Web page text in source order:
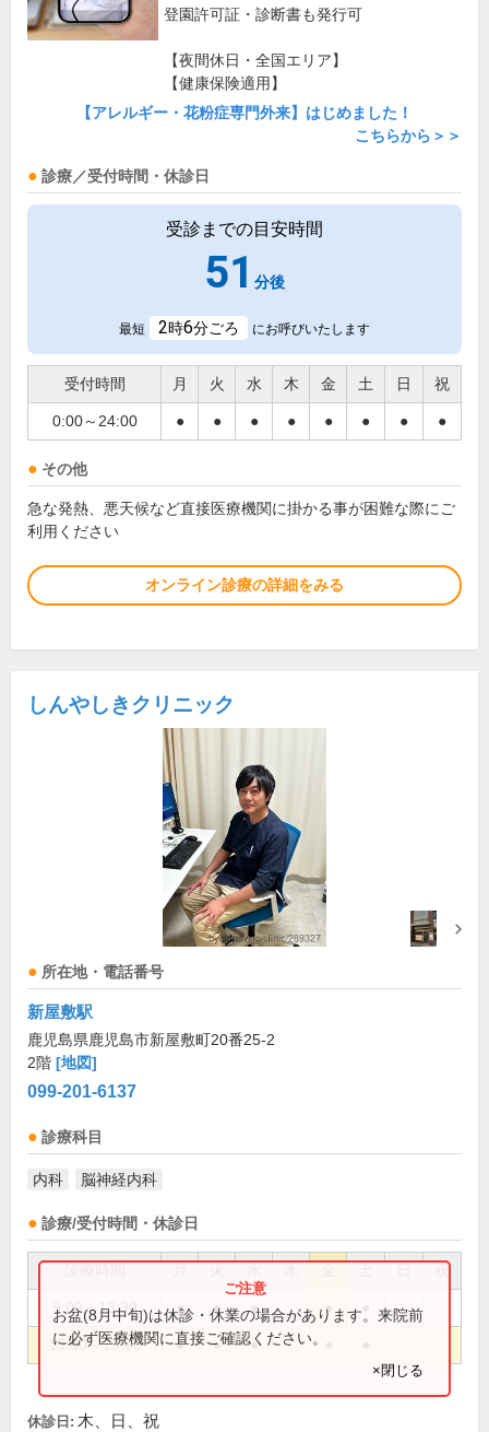
登園許可証・診断書も発行可
【夜間休日・全国エリア】
【健康保険適用】
【アレルギー・花粉症専門外来】はじめました！
こちらから＞＞
診療／受付時間・休診日
受診までの目安時間
51 分後
最短 2時6分ごろ にお呼びいたします
受付時間 月 火 水 木 金 土 日 祝
0:00～24:00 ● ● ● ● ● ● ● ●
その他
急な発熱、悪天候など直接医療機関に掛かる事が困難な際にご
利用ください
オンライン診療の詳細をみる
しんやしきクリニック
所在地・電話番号
新屋敷駅
鹿児島県鹿児島市新屋敷町20番25-2
2階 [地図]
099-201-6137
診療科目
内科 脳神経内科
診療/受付時間・休診日
祝
9:00～13:30 ● ● ● ●
15:00～19:00 ● ● ●
お盆(8月中旬)は休診・休業の場合があります。来院前
に必ず医療機関に直接ご確認ください。
×閉じる
休診日: 木、日、祝